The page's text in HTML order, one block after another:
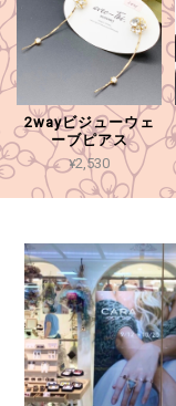
2wayビジューウェ
ーブピアス
¥2,530